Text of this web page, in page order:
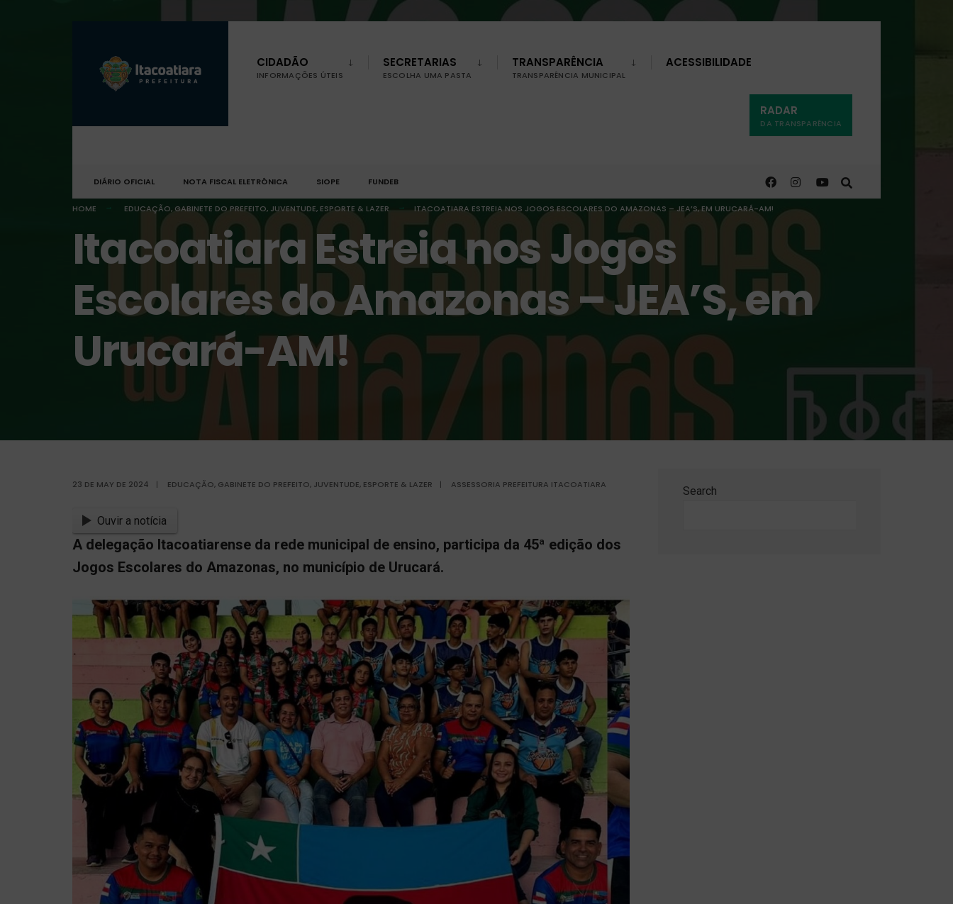
CIDADÃO
INFORMAÇÕES ÚTEIS
SECRETARIAS
ESCOLHA UMA PASTA
TRANSPARÊNCIA
TRANSPARÊNCIA MUNICIPAL
ACESSIBILIDADE
RADAR
DA TRANSPARÊNCIA
DIÁRIO OFICIAL NOTA FISCAL ELETRÔNICA SIOPE FUNDEB
HOME EDUCAÇÃO, GABINETE DO PREFEITO, JUVENTUDE, ESPORTE & LAZER ITACOATIARA ESTREIA NOS JOGOS ESCOLARES DO AMAZONAS – JEA’S, EM URUCARÁ-AM!
Itacoatiara Estreia nos Jogos
Escolares do Amazonas – JEA’S, em
Urucará-AM!
23 DE MAY DE 2024 | EDUCAÇÃO, GABINETE DO PREFEITO, JUVENTUDE, ESPORTE & LAZER | ASSESSORIA PREFEITURA ITACOATIARA
Ouvir a notícia
A delegação Itacoatiarense da rede municipal de ensino, participa da 45ª edição dos
Jogos Escolares do Amazonas, no município de Urucará.
Search
Buscar